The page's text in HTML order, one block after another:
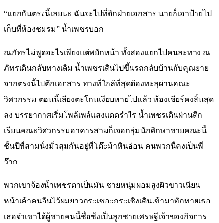
“แยกกันตรงนี้เลยนะ ฉันจะไปที่ตึกฝ่ายเอกสาร นายก็เอาป้ายไป
เก็บที่ห้องชมรม” น้ำเพชรบอก
ณภัทรไม่พูดอะไรเพียงแต่พยักหน้า ทั้งสองแยกไปคนละทาง ณ
ภัทรเดินกลับทางเดิม น้ำเพชรเดินไปขึ้นรถกลับบ้านกับคุณยาย
จากตรงนี้ไปตึกเอกสาร ทางที่ใกล้ที่สุดต้องทะลุผ่านคณะ
วิศวกรรม ตอนนี้เสียงตะโกนเงียบหายไปแล้ว ห้องเชียร์คงสิ้นสุด
ลง บรรยากาศเริ่มโพล้เพล้แสงแดดรำไร น้ำเพชรเดินผ่านตึก
เรียนคณะวิศวกรรมอาคารสามก็เจอกลุ่มนักศึกษาชายคณะนี้
ชั้นปีที่สามนั่งมั่วสุมกันอยู่ที่โต๊ะม้าหินอ่อน คนพวกนี้คงเป็นพี่
ว๊าก
พวกเขาจ้องน้ำเพชรตาเป็นมัน ชายหนุ่มผอมสูงผิวขาวเนียน
หน้าเค้าคนจีนไว้ผมยาวกระเซอะกระเซิงเดินเข้ามาทักทายเธอ
เธอจำเขาได้ผู้ชายคนนี้ชื่อซ้งเป็นลูกชายเศรษฐีเจ้าของกิจการ